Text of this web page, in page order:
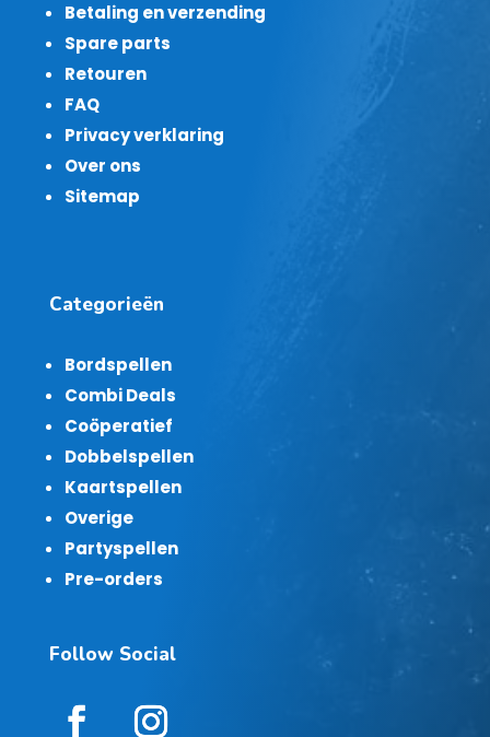
Betaling en verzending
Spare parts
Retouren
FAQ
Privacy verklaring
Over ons
Sitemap
Categorieën
Bordspellen
Combi Deals
Coöperatief
Dobbelspellen
Kaartspellen
Overige
Partyspellen
Pre-orders
Follow Social